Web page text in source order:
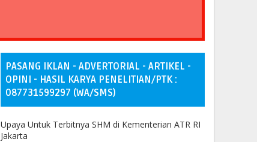
PASANG IKLAN - ADVERTORIAL - ARTIKEL -
OPINI - HASIL KARYA PENELITIAN/PTK :
087731599297 (WA/SMS)
Upaya Untuk Terbitnya SHM di Kementerian ATR RI
Jakarta